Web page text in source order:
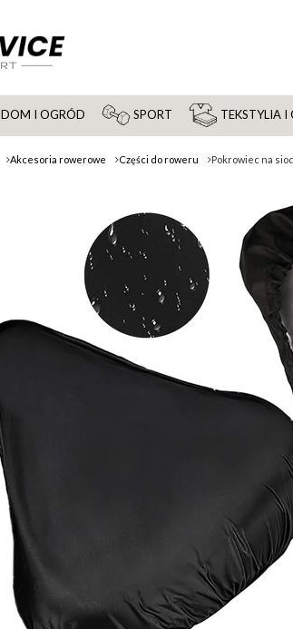
DOM I OGRÓD SPORT TEKSTYLIA I
Akcesoria rowerowe Części do roweru Pokrowiec na